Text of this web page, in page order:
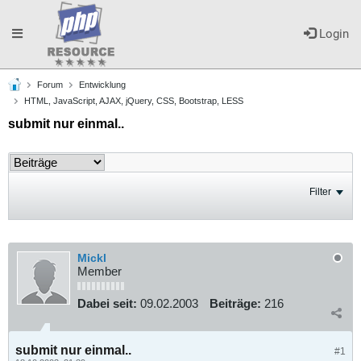
Login
Toggle
navigation
Forum
Entwicklung
HTML, JavaScript, AJAX, jQuery, CSS, Bootstrap, LESS
submit nur einmal..
Filter
Mickl
Member
Dabei seit: 09.02.2003 Beiträge: 216
#1
submit nur einmal..